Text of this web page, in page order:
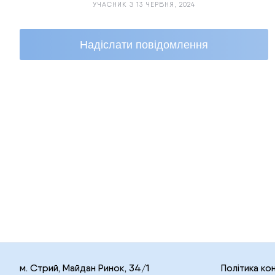
УЧАСНИК З 13 ЧЕРВНЯ, 2024
Надіслати повідомлення
м. Стрий, Майдан Ринок, 34/1 Політика